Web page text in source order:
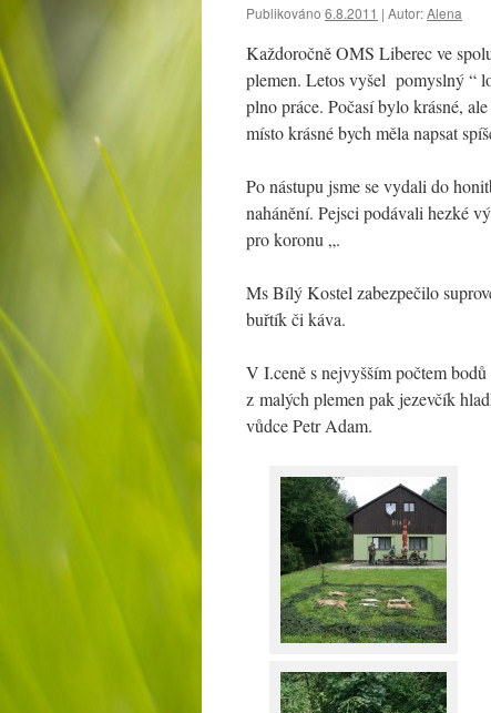
Publikováno 6.8.2011 | Autor:Alena
Každoročně OMS Liberec ve
plemen. Letos vyšel pomyslný “
plno práce. Počasí bylo krásné,
místo krásné bych měla napsat
Po nástupu jsme se vydali do
nahánění. Pejsci podávali hezké
pro koronu „.
Ms Bílý Kostel zabezpečilo
buřtík či káva.
V I.ceně s nejvyšším počtem
z malých plemen pak jezevčík
vůdce Petr Adam.